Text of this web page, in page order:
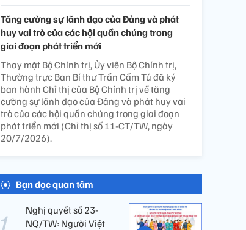
Tăng cường sự lãnh đạo của Đảng và phát
huy vai trò của các hội quần chúng trong
giai đoạn phát triển mới
Thay mặt Bộ Chính trị, Ủy viên Bộ Chính trị,
Thường trực Ban Bí thư Trần Cẩm Tú đã ký
ban hành Chỉ thị của Bộ Chính trị về tăng
cường sự lãnh đạo của Đảng và phát huy vai
trò của các hội quần chúng trong giai đoạn
phát triển mới (Chỉ thị số 11-CT/TW, ngày
20/7/2026).
Bạn đọc quan tâm
Nghị quyết số 23-
NQ/TW: Người Việt